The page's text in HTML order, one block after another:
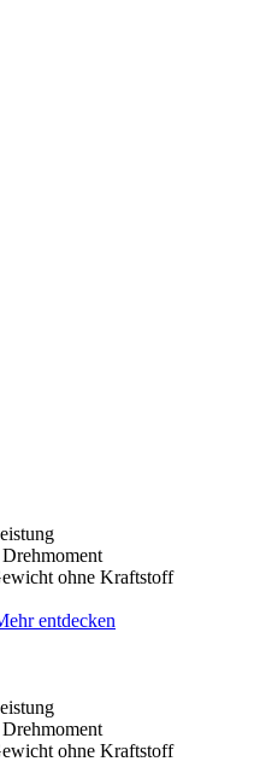
Drehmoment
ohne Kraftstoff
entdecken
Drehmoment
ohne Kraftstoff